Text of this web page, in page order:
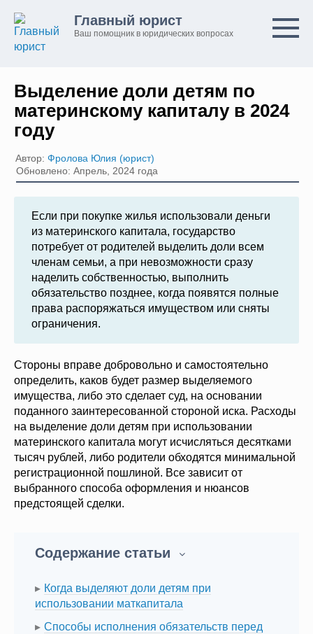
контенту
Главный юрист
Ваш помощник в юридических вопросах
Выделение доли детям по
материнскому капиталу в 2024
году
Автор: Фролова Юлия (юрист)
Обновлено: Апрель, 2024 года
Если при покупке жилья использовали деньги
из материнского капитала, государство
потребует от родителей выделить доли всем
членам семьи, а при невозможности сразу
наделить собственностью, выполнить
обязательство позднее, когда появятся полные
права распоряжаться имуществом или сняты
ограничения.
Стороны вправе добровольно и самостоятельно
определить, каков будет размер выделяемого
имущества, либо это сделает суд, на основании
поданного заинтересованной стороной иска. Расходы
на выделение доли детям при использовании
материнского капитала могут исчисляться десятками
тысяч рублей, либо родители обходятся минимальной
регистрационной пошлиной. Все зависит от
выбранного способа оформления и нюансов
предстоящей сделки.
Содержание статьи
Когда выделяют доли детям при
использовании маткапитала
Способы исполнения обязательств перед